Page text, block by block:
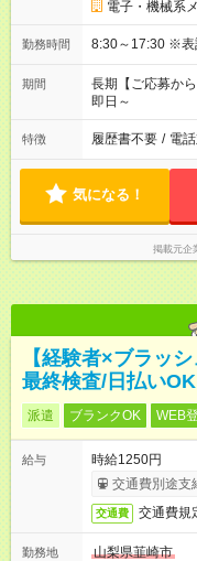
電子・機械系
勤務時間 8:30
期間
長期【ご応募か
即日～
特徴 履歴書不要 / 電
気になる！
掲載元企
【経験者×ブラッ
最終検査/日払いOK
派遣 ブランクOK WEB
給与
時給1250円
交通費別途支
交通費 交通費規
勤務地
山梨県韮崎市